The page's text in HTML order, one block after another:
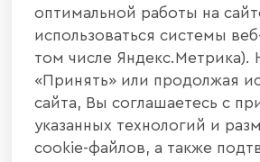
оптимальной работы на
использоваться системы
том числе Яндекс.Метрика).
«Принять» или продолжая
сайта, Вы соглашаетесь с
указанных технологий и
cookie-файлов, а также